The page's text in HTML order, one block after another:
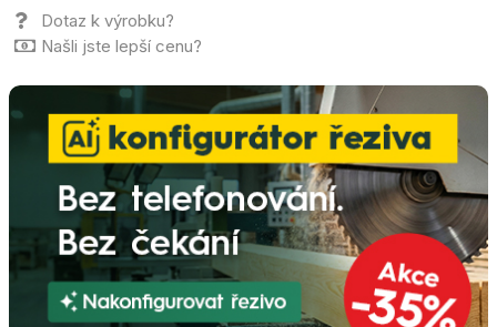
Dotaz k výrobku?
Našli jste lepší cenu?